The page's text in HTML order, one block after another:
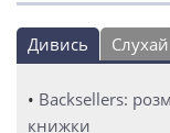
Дивись Слухай
• Backsellers:
книжки